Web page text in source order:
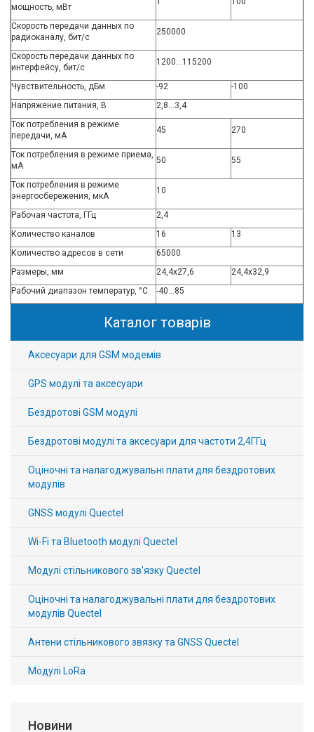
мощность, мВт
Скорость передачи данных по
радиоканалу, бит/с
250000
Скорость передачи данных по
интерфейсу, бит/с
1200…115200
Чувствительность, дБм -92
-100
Напряжение питания, В
2,8…3,4
Ток потребления в режиме
передачи, мА
45 270
Ток потребления в режиме приема,
мА
50 55
Ток потребления в режиме
энергосбережения, мкА
10
Рабочая частота, ГГц
2,4
Количество каналов
16
13
Количество адресов в сети
65000
Размеры, мм
24,4х27,6
24,4х32,9
Рабочий диапазон температур, °С
-40…85
Каталог товарів
Аксесуари для GSM модемів
GPS модулі та аксесуари
Бездротові GSM модулі
Бездротові модулі та аксесуари для частоти 2,4ГГц
Оціночні та налагоджувальні плати для бездротових
модулів
GNSS модулі Quectel
Wi-Fi та Bluetooth модулі Quectel
Модулі стільникового зв'язку Quectel
Оціночні та налагоджувальні плати для бездротових
модулів Quectel
Антени стільникового звязку та GNSS Quectel
Модулі LoRa
Новини